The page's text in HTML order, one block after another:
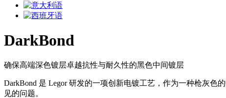
DarkBond
确保高端深色镀层卓越抗性与耐久性的黑色中间镀层
DarkBond 是 Legor 研发的一项创新电镀工艺，作为一种枪灰
见的问题。